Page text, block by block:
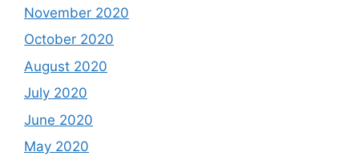
November 2020
October 2020
August 2020
July 2020
June 2020
May 2020